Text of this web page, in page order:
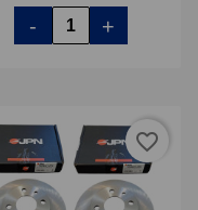
- +
favorite_border